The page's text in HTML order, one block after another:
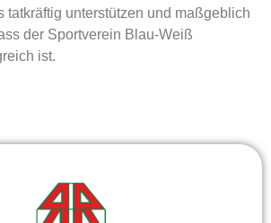
tatkräftig unterstützen und maßgeblich
der Sportverein Blau-Weiß
ist.